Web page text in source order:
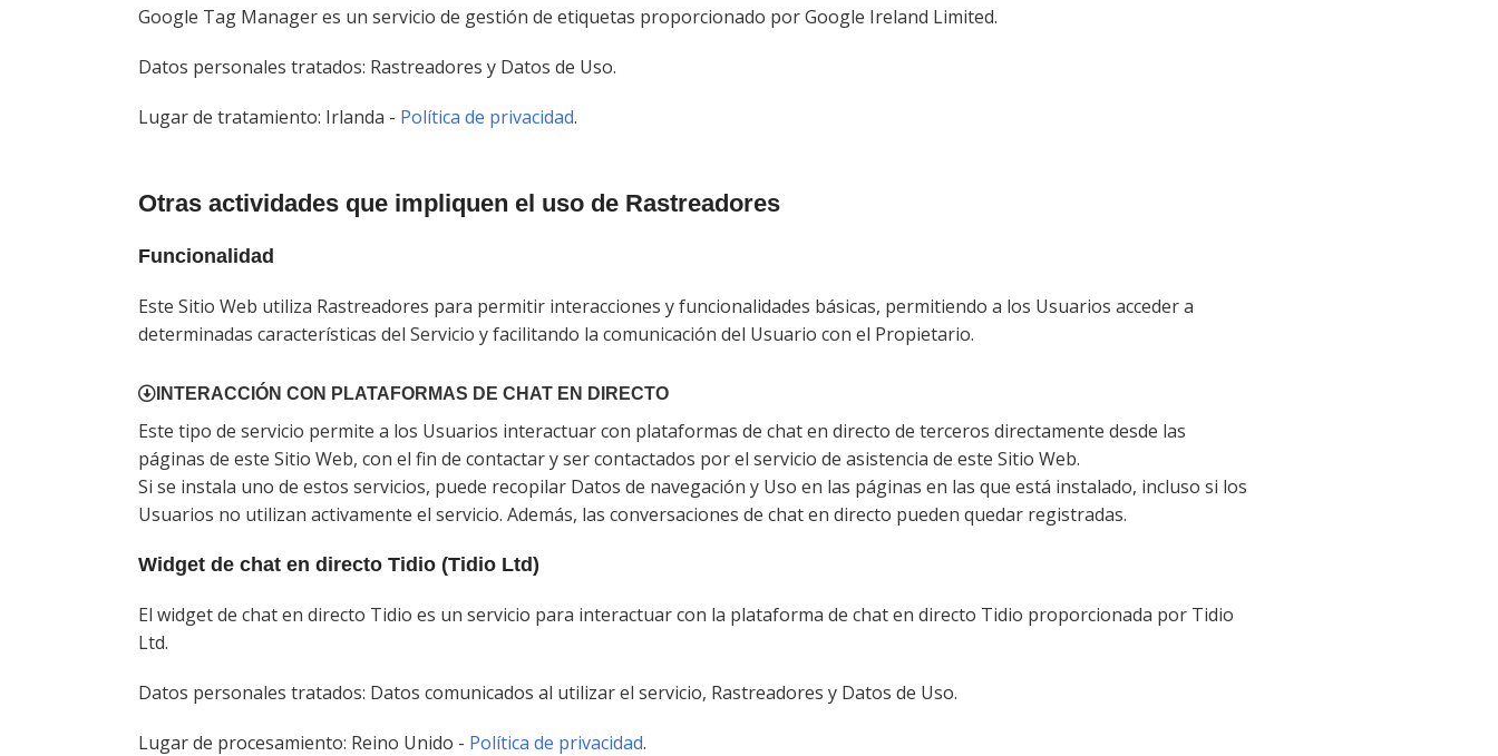
Google Tag Manager es un servicio de gestión de etiquetas proporcionado por Google Ireland Limited.
Datos personales tratados: Rastreadores y Datos de Uso.
Lugar de tratamiento: Irlanda - Política de privacidad.
Otras actividades que impliquen el uso de Rastreadores
Funcionalidad
Este Sitio Web utiliza Rastreadores para permitir interacciones y funcionalidades básicas, permitiendo a los Usuarios acceder a
determinadas características del Servicio y facilitando la comunicación del Usuario con el Propietario.
INTERACCIÓN CON PLATAFORMAS DE CHAT EN DIRECTO
Este tipo de servicio permite a los Usuarios interactuar con plataformas de chat en directo de terceros directamente desde las
páginas de este Sitio Web, con el fin de contactar y ser contactados por el servicio de asistencia de este Sitio Web.
Si se instala uno de estos servicios, puede recopilar Datos de navegación y Uso en las páginas en las que está instalado, incluso si los
Usuarios no utilizan activamente el servicio. Además, las conversaciones de chat en directo pueden quedar registradas.
Widget de chat en directo Tidio (Tidio Ltd)
El widget de chat en directo Tidio es un servicio para interactuar con la plataforma de chat en directo Tidio proporcionada por Tidio
Ltd.
Datos personales tratados: Datos comunicados al utilizar el servicio, Rastreadores y Datos de Uso.
Lugar de procesamiento: Reino Unido - Política de privacidad.